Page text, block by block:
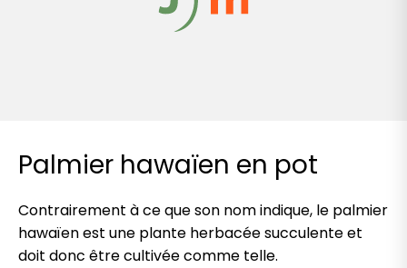
Palmier hawaïen en pot
Contrairement à ce que son nom indique, le palmier
hawaïen est une plante herbacée succulente et
doit donc être cultivée comme telle.